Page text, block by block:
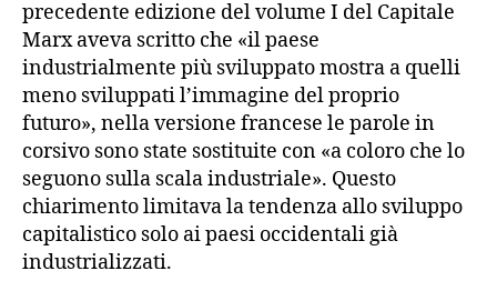
precedente edizione del volume I del Capitale
Marx aveva scritto che «il paese
industrialmente più sviluppato mostra a quelli
meno sviluppati l’immagine del proprio
futuro», nella versione francese le parole in
corsivo sono state sostituite con «a coloro che lo
seguono sulla scala industriale». Questo
chiarimento limitava la tendenza allo sviluppo
capitalistico solo ai paesi occidentali già
industrializzati.